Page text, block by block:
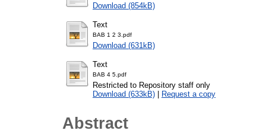
Download (854kB)
Text
BAB 1 2 3.pdf
Download (631kB)
Text
BAB 4 5.pdf
Restricted to Repository staff only
Download (633kB) | Request a copy
Abstract